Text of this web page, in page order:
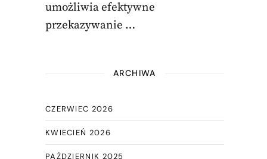
umożliwia efektywne
przekazywanie …
ARCHIWA
CZERWIEC 2026
KWIECIEŃ 2026
PAŹDZIERNIK 2025